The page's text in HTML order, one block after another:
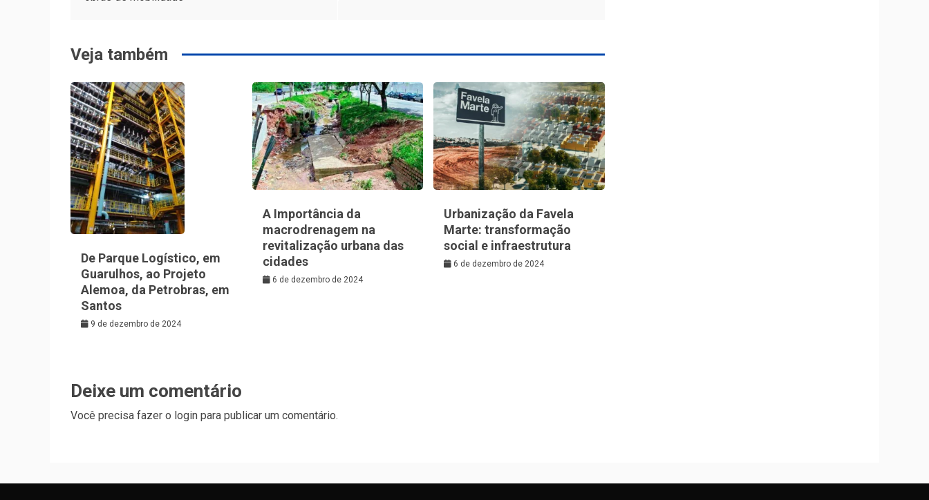
Post
Veja também
De Parque Logístico, em
Guarulhos, ao Projeto
Alemoa, da Petrobras, em
Santos
9 de dezembro de 2024
A Importância da
macrodrenagem na
revitalização urbana das
cidades
6 de dezembro de 2024
Urbanização da Favela
Marte: transformação
social e infraestrutura
6 de dezembro de 2024
Deixe um comentário
Você precisa fazer o login para publicar um comentário.